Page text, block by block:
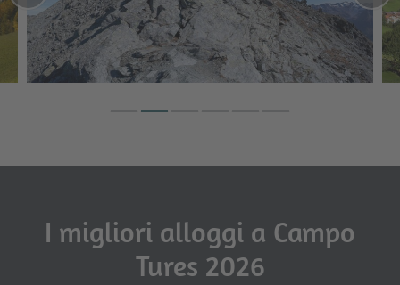
I migliori alloggi a Campo
Tures 2026